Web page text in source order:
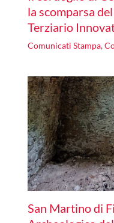
la scomparsa
Terziario
Comunicati Stampa,
San Martino di